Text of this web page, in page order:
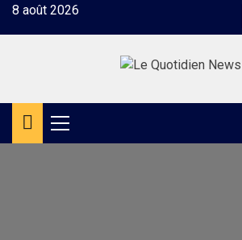
Skip8 août 2026
Primary
Menu